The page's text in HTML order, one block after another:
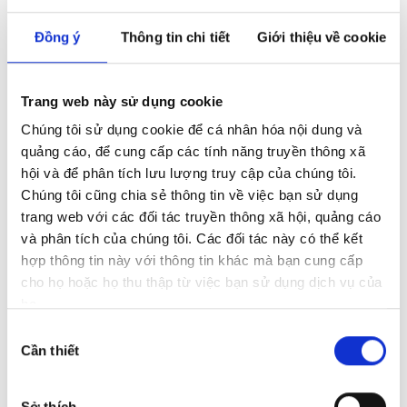
Đồng ý Thông tin chi tiết Giới thiệu về cookie
Trang web này sử dụng cookie
Chúng tôi sử dụng cookie để cá nhân hóa nội dung và
quảng cáo, để cung cấp các tính năng truyền thông xã
hội và để phân tích lưu lượng truy cập của chúng tôi.
Chúng tôi cũng chia sẻ thông tin về việc bạn sử dụng
trang web với các đối tác truyền thông xã hội, quảng cáo
và phân tích của chúng tôi. Các đối tác này có thể kết
hợp thông tin này với thông tin khác mà bạn cung cấp
cho họ hoặc họ thu thập từ việc bạn sử dụng dịch vụ của
chọn
Cần thiết
18:12, 16/06/2026
GO 2 Q tại Audi Hà Nội
Ưu đãi đặc biệt cho Audi Q2 & Q3 MY2025
Xem thêm